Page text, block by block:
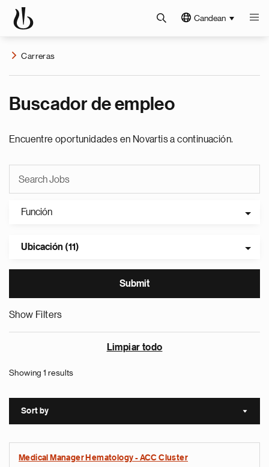
Candean
Carreras
Buscador de empleo
Encuentre oportunidades en Novartis a continuación.
Función
Ubicación (11)
Show Filters
Limpiar todo
Showing 1 results
Sort by Sort
Medical Manager Hematology - ACC Cluster